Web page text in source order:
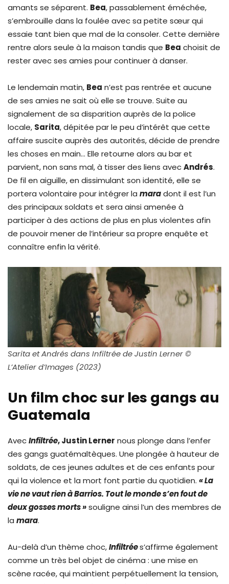
amants se séparent. Bea, passablement éméchée,
s’embrouille dans la foulée avec sa petite sœur qui
essaie tant bien que mal de la consoler. Cette dernière
rentre alors seule à la maison tandis que Bea choisit de
rester avec ses amies pour continuer à danser.
Le lendemain matin, Bea n’est pas rentrée et aucune
de ses amies ne sait où elle se trouve. Suite au
signalement de sa disparition auprès de la police
locale, Sarita, dépitée par le peu d’intérêt que cette
affaire suscite auprès des autorités, décide de prendre
les choses en main… Elle retourne alors au bar et
parvient, non sans mal, à tisser des liens avecAndrés.
De fil en aiguille, en dissimulant son identité, elle se
portera volontaire pour intégrer la maradont il est l’un
des principaux soldats et sera ainsi amenée à
participer à des actions de plus en plus violentes afin
de pouvoir mener de l’intérieur sa propre enquête et
connaître enfin la vérité.
Sarita et Andrés dans Infiltrée de Justin Lerner©
L’Atelier d’Images (2023)
Un film choc sur les gangs au
Guatemala
AvecInfiltrée, Justin Lerner nous plonge dans l’enfer
des gangs guatémaltèques. Une plongée à hauteur de
soldats, de ces jeunes adultes et de ces enfants pour
qui la violence et la mort font partie du quotidien. « La
vie ne vaut rien à Barrios. Tout le monde s’en fout de
deux gosses morts »souligne ainsi l’un des membres de
la mara.
Au-delà d’un thème choc,Infiltrées’affirme également
comme un très bel objet de cinéma : une mise en
scène racée, qui maintient perpétuellement la tension,